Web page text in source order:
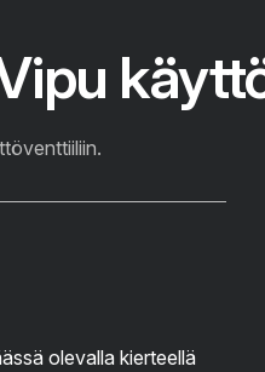
olevalla kierteellä